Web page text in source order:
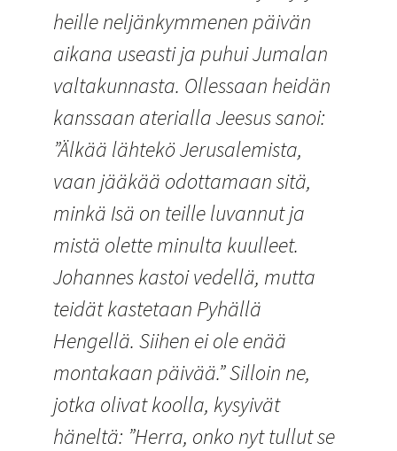
heille neljänkymmenen päivän
aikana useasti ja puhui Jumalan
valtakunnasta. Ollessaan heidän
kanssaan aterialla Jeesus sanoi:
”Älkää lähtekö Jerusalemista,
vaan jääkää odottamaan sitä,
minkä Isä on teille luvannut ja
mistä olette minulta kuulleet.
Johannes kastoi vedellä, mutta
teidät kastetaan Pyhällä
Hengellä. Siihen ei ole enää
montakaan päivää.” Silloin ne,
jotka olivat koolla, kysyivät
häneltä: ”Herra, onko nyt tullut se